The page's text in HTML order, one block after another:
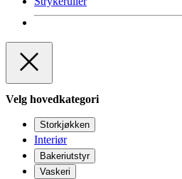
Velg hovedkategori
Storkjøkken
Interiør
Bakeriutstyr
Vaskeri